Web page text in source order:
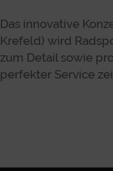
Das innovative
Krefeld) wird
zum Detail sowie
perfekter Service